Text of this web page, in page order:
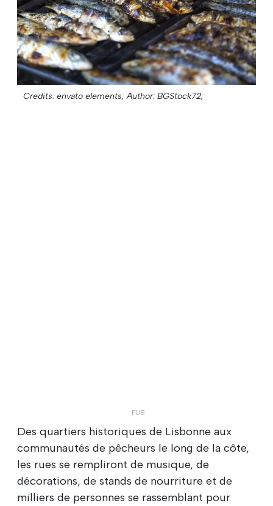
Credits: envato elements; Author: BGStock72;
Des quartiers historiques de Lisbonne aux
communautés de pêcheurs le long de la côte,
les rues se rempliront de musique, de
décorations, de stands de nourriture et de
milliers de personnes se rassemblant pour